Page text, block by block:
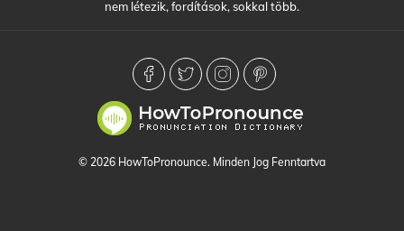
nem létezik, fordítások, sokkal több.
© 2026 HowToPronounce. Minden Jog Fenntartva